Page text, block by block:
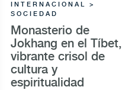
INTERNACIONAL >
SOCIEDAD
Monasterio de
Jokhang en el Tíbet,
vibrante crisol de
cultura y
espiritualidad